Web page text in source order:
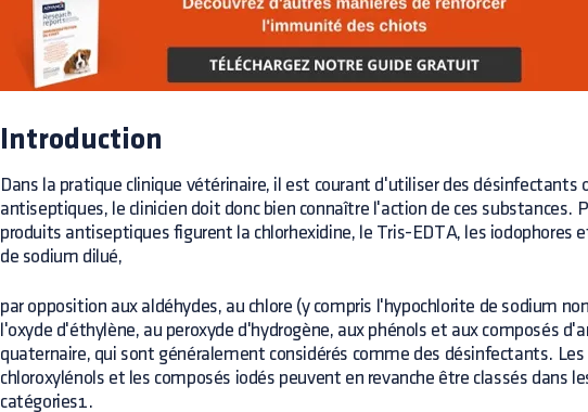
Introduction
Dans la pratique clinique vétérinaire, il est courant d'utiliser des désinfectants
antiseptiques, le clinicien doit donc bien connaître l'action de ces substances.
produits antiseptiques figurent la chlorhexidine, le Tris-EDTA, les iodophores
de sodium dilué,
par opposition aux aldéhydes, au chlore (y compris l'hypochlorite de sodium
l'oxyde d'éthylène, au peroxyde d'hydrogène, aux phénols et aux composés
quaternaire, qui sont généralement considérés comme des désinfectants. Les
chloroxylénols et les composés iodés peuvent en revanche être classés dans
catégories1.